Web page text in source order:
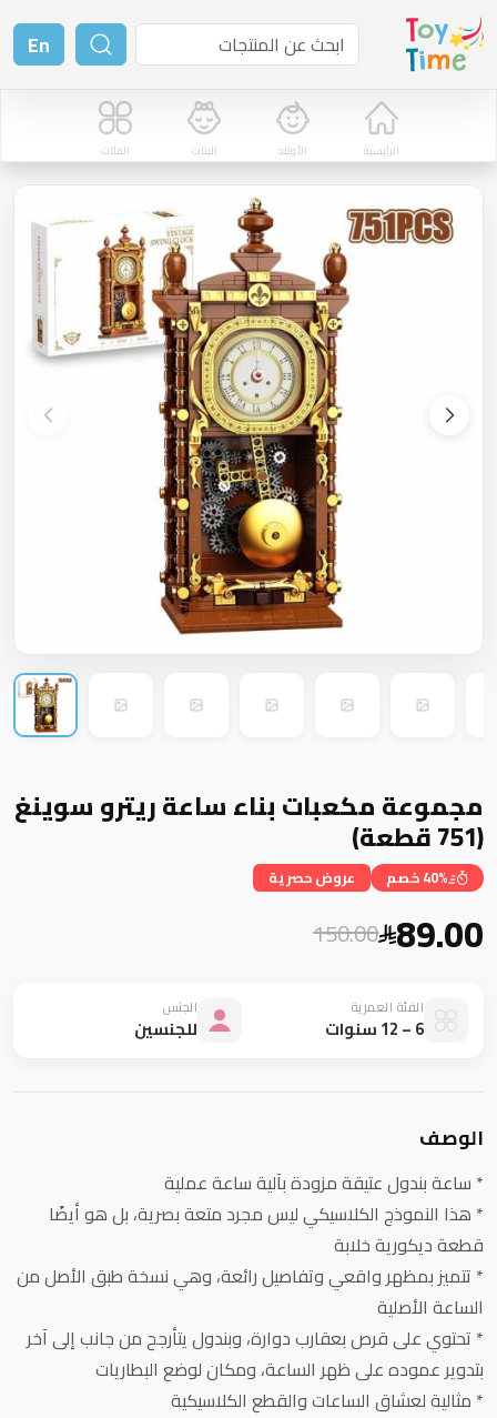
En
الرئيسية الأولاد البنات الفئات
مجموعة مكعبات بناء ساعة ريترو سوينغ
(751 قطعة)
40% خصم عروض حصرية
89.00
150.00
الفئة العمرية
6 – 12 سنوات
الجنس
للجنسين
الوصف
* ساعة بندول عتيقة مزودة بآلية ساعة عملية
* هذا النموذج الكلاسيكي ليس مجرد متعة بصرية، بل هو أيضًا
قطعة ديكورية خلابة
* تتميز بمظهر واقعي وتفاصيل رائعة، وهي نسخة طبق الأصل من
الساعة الأصلية
* تحتوي على قرص بعقارب دوارة، وبندول يتأرجح من جانب إلى آخر
بتدوير عموده على ظهر الساعة، ومكان لوضع البطاريات
* مثالية لعشاق الساعات والقطع الكلاسيكية